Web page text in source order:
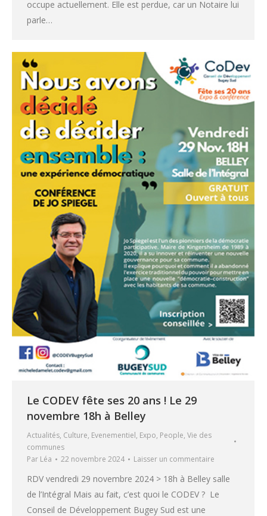
occupe actuellement. Elle est perdue, car un Notaire lui
parle…
Le CODEV fête ses 20 ans ! Le 29
novembre 18h à Belley
Actualités, Culture, Evenementiel, Expo, People, Vie des
communes
Par Léa 22 novembre 2024 Laisser un commentaire
RDV vendredi 29 novembre 2024 > 18h à Belley salle
de l’Intégral Mais au fait, c’est quoi le CODEV ? Le
Conseil de Développement Bugey Sud est une